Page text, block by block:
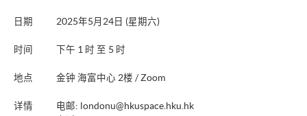
日期 2025年5月24日 (星期六)
时间 下午 1 时 至 5 时
地点 金钟 海富中心 2楼 / Zoom
详情 电邮: londonu@hkuspace.hku.hk